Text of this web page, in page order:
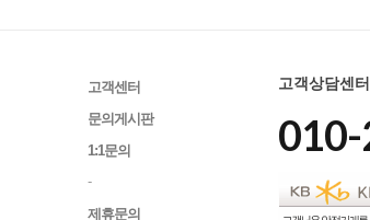
고객센터
문의게시판
1:1문의
-
제휴문의
고객상담센터